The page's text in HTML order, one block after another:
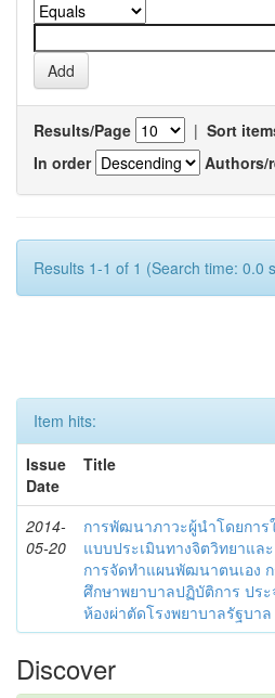
Results/Page | Sort
In order
Authors/
Results 1-1 of 1 (Search time: 0.0
Item hits:
Issue
Date
Title
2014-
05-20
การพัฒนาภาวะผู้นำโดยการ
แบบประเมินทางจิตวิทยาและ
การจัดทำแผนพัฒนาตนเอง
ศึกษาพยาบาลปฏิบัติการ ประ
ห้องผ่าตัดโรงพยาบาลรัฐบาล
Discover